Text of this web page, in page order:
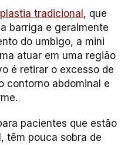
tradicional , que
barriga e geralmente
do umbigo, a mini
atuar em uma região
é retirar o excesso de
contorno abdominal e
pacientes que estão
têm pouca sobra de